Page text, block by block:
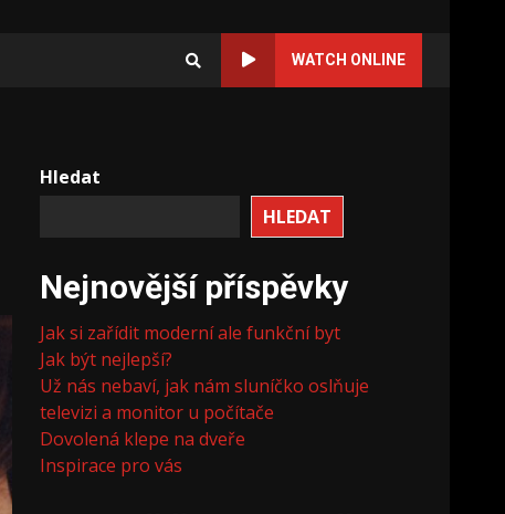
WATCH ONLINE
Hledat
HLEDAT
Nejnovější příspěvky
Jak si zařídit moderní ale funkční byt
Jak být nejlepší?
Už nás nebaví, jak nám sluníčko oslňuje
televizi a monitor u počítače
Dovolená klepe na dveře
Inspirace pro vás